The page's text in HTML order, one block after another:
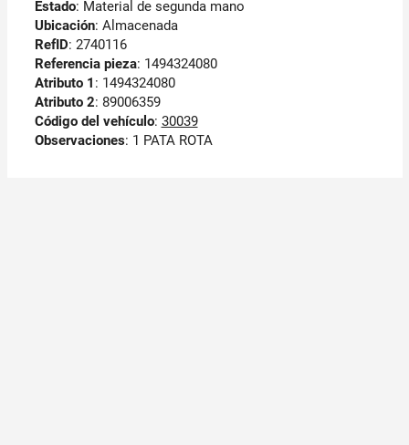
Estado: Material de segunda mano
Ubicación: Almacenada
RefID: 2740116
Referencia pieza: 1494324080
Atributo 1 : 1494324080
Atributo 2: 89006359
Código del vehículo: 30039
Observaciones: 1 PATA ROTA